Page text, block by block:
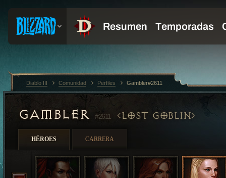
GAMBLER #2611 LOST GOBLIN
HÉROES CARRERA
Diablo III Comunidad Perfiles Gambler#2611